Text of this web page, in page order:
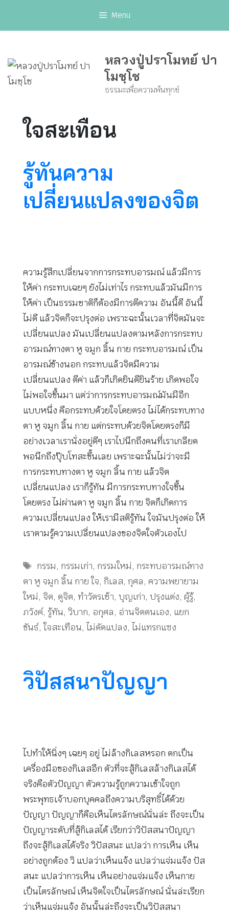
Menu
หลวงปู่ปราโมทย์ ปา
โมชฺโช
ธรรมะเพื่อความพ้นทุกข์
ใจสะเทือน
รู้ทันความ
เปลี่ยนแปลงของจิต
ความรู้สึกเปลี่ยนจากการกระทบอารมณ์ แล้วมีการ
ให้ค่า กระทบเฉยๆ ยังไม่เท่าไร กระทบแล้วมันมีการ
ให้ค่า เป็นธรรมชาติก็ต้องมีการตีความ อันนี้ดี อันนี้
ไม่ดี แล้วจิตก็จะปรุงต่อ เพราะฉะนั้นเวลาที่จิตมันจะ
เปลี่ยนแปลง มันเปลี่ยนแปลงตามหลังการกระทบ
อารมณ์ทางตา หู จมูก ลิ้น กาย กระทบอารมณ์ เป็น
อารมณ์ข้างนอก กระทบแล้วจิตมีความ
เปลี่ยนแปลง ตีค่า แล้วก็เกิดยินดียินร้าย เกิดพอใจ
ไม่พอใจขึ้นมา แต่ว่าการกระทบอารมณ์มันมีอีก
แบบหนึ่ง คือกระทบด้วยใจโดยตรง ไม่ได้กระทบทาง
ตา หู จมูก ลิ้น กาย แต่กระทบด้วยจิตโดยตรงก็มี
อย่างเวลาเรานั่งอยู่ดีๆ เราไปนึกถึงคนที่เราเกลียด
พอนึกถึงปุ๊บโทสะขึ้นเลย เพราะฉะนั้นไม่ว่าจะมี
การกระทบทางตา หู จมูก ลิ้น กาย แล้วจิต
เปลี่ยนแปลง เราก็รู้ทัน มีการกระทบทางใจขึ้น
โดยตรง ไม่ผ่านตา หู จมูก ลิ้น กาย จิตก็เกิดการ
ความเปลี่ยนแปลง ให้เรามีสติรู้ทัน ใจมันปรุงต่อ ให้
เราตามรู้ความเปลี่ยนแปลงของจิตใจตัวเองไป
Tags
กรรม, กรรมเก่า, กรรมใหม่, กระทบอารมณ์ทาง
ตา หู จมูก ลิ้น กาย ใจ, กิเลส, กุศล, ความพยายาม
ใหม่, จิต, ดูจิต, ทำวัตรเช้า, บุญเก่า, ปรุงแต่ง, ผู้รู้,
ภวังค์, รู้ทัน, วิบาก, อกุศล, อ่านจิตตนเอง, แยก
ขันธ์, ใจสะเทือน, ไม่ดัดแปลง, ไม่แทรกแซง
วิปัสสนาปัญญา
ไปทำให้นิ่งๆ เฉยๆ อยู่ ไม่ล้างกิเลสหรอก ตกเป็น
เครื่องมือของกิเลสอีก ตัวที่จะสู้กิเลสล้างกิเลสได้
จริงคือตัวปัญญา ตัวความรู้ถูกความเข้าใจถูก
พระพุทธเจ้าบอกบุคคลถึงความบริสุทธิ์ได้ด้วย
ปัญญา ปัญญาก็คือเห็นไตรลักษณ์นั่นล่ะ ถึงจะเป็น
ปัญญาระดับที่สู้กิเลสได้ เรียกว่าวิปัสสนาปัญญา
ถึงจะสู้กิเลสได้จริง วิปัสสนะ แปลว่า การเห็น เห็น
อย่างถูกต้อง วิ แปลว่าเห็นแจ้ง แปลว่าแจ่มแจ้ง ปัส
สนะ แปลว่าการเห็น เห็นอย่างแจ่มแจ้ง เห็นกาย
เป็นไตรลักษณ์ เห็นจิตใจเป็นไตรลักษณ์ นั่นล่ะเรียก
ว่าเห็นแจ่มแจ้ง อันนั้นล่ะถึงจะเป็นวิปัสสนา